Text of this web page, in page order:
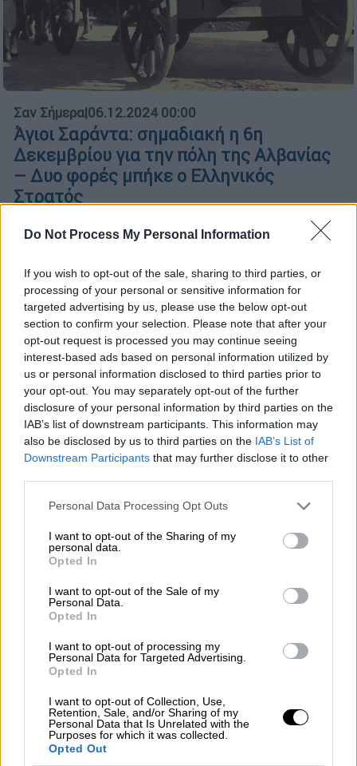
Do Not Process My Personal Information
If you wish to opt-out of the sale, sharing to third parties, or
processing of your personal or sensitive information for
targeted advertising by us, please use the below opt-out
section to confirm your selection. Please note that after your
opt-out request is processed you may continue seeing
interest-based ads based on personal information utilized by
us or personal information disclosed to third parties prior to
your opt-out. You may separately opt-out of the further
disclosure of your personal information by third parties on the
IAB’s list of downstream participants. This information may
also be disclosed by us to third parties on the IAB’s List of
Downstream Participants that may further disclose it to other
Please note that this website/app uses one or more Google
not limited to your visit or usage behaviour. You may click to
grant or deny consent to Google and its third-party tags to
use your data for below specified purposes in below Google
consent section.
Personal Data Processing Opt Outs
I want to opt-out of the Sharing of my
personal data.
Opted In
I want to opt-out of the Sale of my
Personal Data.
Opted In
I want to opt-out of processing my
Personal Data for Targeted Advertising.
Opted In
I want to opt-out of Collection, Use,
Retention, Sale, and/or Sharing of my
Personal Data that Is Unrelated with the
Purposes for which it was collected.
Opted Out
Σαν Σήμερα|06.12.2024 00:00
Άγιοι Σαράντα: σημαδιακή η 6η
Δεκεμβρίου για την πόλη της Αλβανίας
– Δυο φορές μπήκε ο Ελληνικός
Στρατός
Και καμιά φορά η Ιστορία παίζει περίεργα
παιχνίδια...
Σαν Σήμερα|18.11.2024 00:00
Ένας σπουδαίος ποδοσφαιριστής του
Παναθηναϊκού σκοτώνεται στο
ελληνοϊταλικό μέτωπο – Το γράμμα που
δεν έστειλε ποτέ
Ο Μίμης Πιερράκος θάφτηκε πρόχειρα σε
κοιμητήριο στα αλβανικά βουνά, όπου